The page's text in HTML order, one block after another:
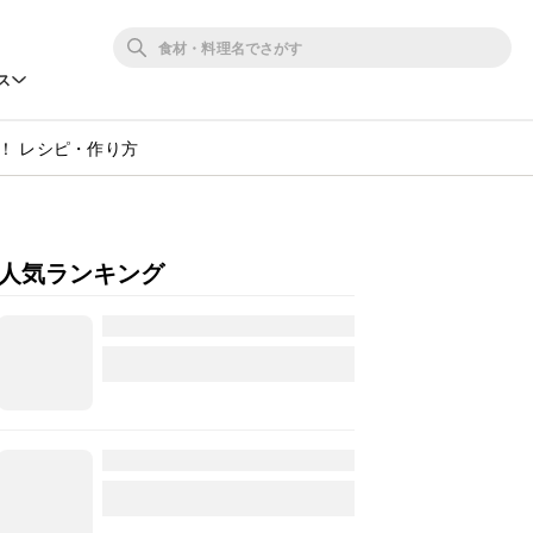
レシピ・作り方
人気ランキング